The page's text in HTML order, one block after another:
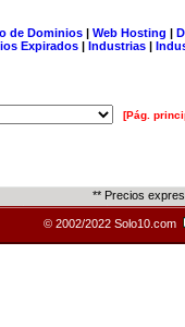
de Dominios| Web Hosting |
Expirados | Industrias |
[Pág.
** Precios
© 2002/2022 Solo10.com